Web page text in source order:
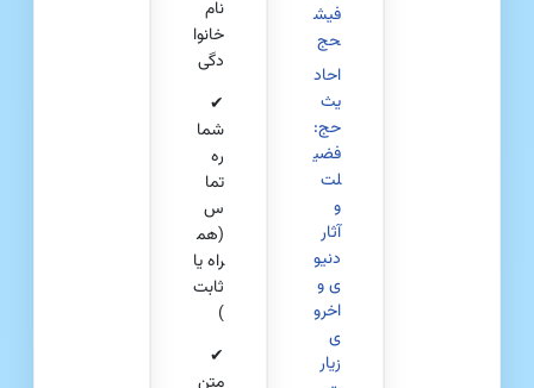
فیش
حج
احاد
یث
حج:
فضی
لت
و
آثار
دنیو
ی و
اخرو
ی
زیار
نام
خانوا
دگی
✔
شما
ره
تما
س
(هم
راه یا
ثابت
)
✔